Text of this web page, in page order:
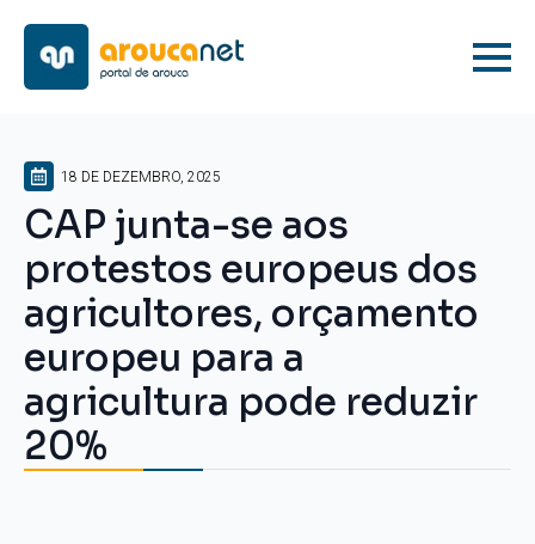
18 DE DEZEMBRO, 2025
CAP junta-se aos
protestos europeus dos
agricultores, orçamento
europeu para a
agricultura pode reduzir
20%